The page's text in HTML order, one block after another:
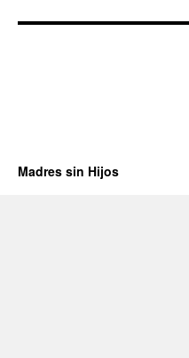
Madres sin Hijos